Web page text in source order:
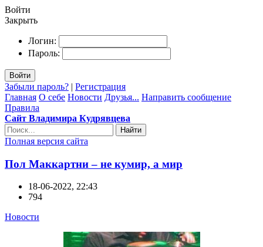
Войти
Закрыть
Логин:
Пароль:
Войти
Забыли пароль? | Регистрация
Главная О себе Новости Друзья... Направить сообщение
Правила
Сайт Владимира Кудрявцева
Найти
Полная версия сайта
Пол Маккартни – не кумир, а мир
18-06-2022, 22:43
794
Новости